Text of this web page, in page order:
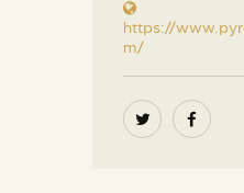
https://
m/